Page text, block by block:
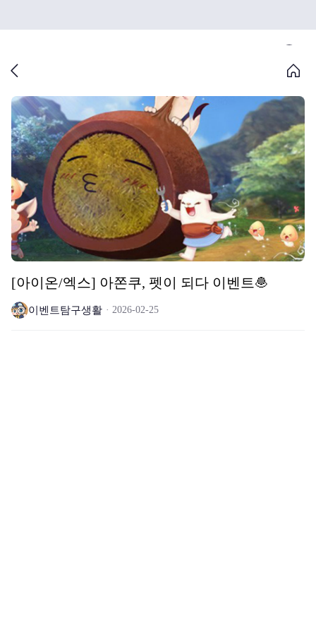
[아이온/엑스] 아쫀쿠, 펫이 되다 이벤트🧆
이벤트탐구생활 2026-02-25